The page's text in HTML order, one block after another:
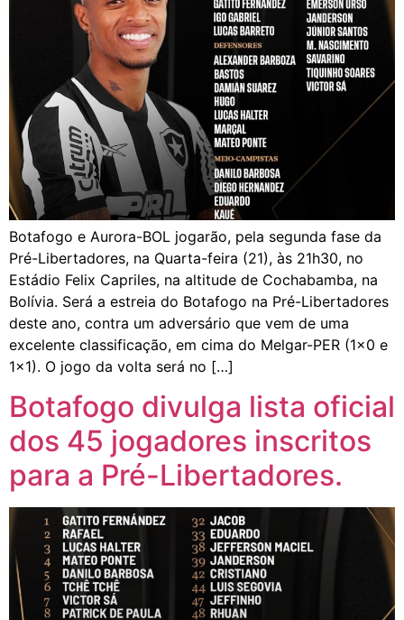
Botafogo e Aurora-BOL jogarão, pela segunda fase da
Pré-Libertadores, na Quarta-feira (21), às 21h30, no
Estádio Felix Capriles, na altitude de Cochabamba, na
Bolívia. Será a estreia do Botafogo na Pré-Libertadores
deste ano, contra um adversário que vem de uma
excelente classificação, em cima do Melgar-PER (1×0 e
1×1). O jogo da volta será no […]
Botafogo divulga lista oficial
dos 45 jogadores inscritos
para a Pré-Libertadores.